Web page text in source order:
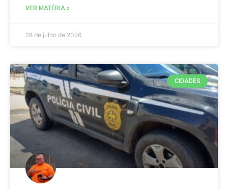
VER MATÉRIA »
28 de julho de 2026
CIDADES